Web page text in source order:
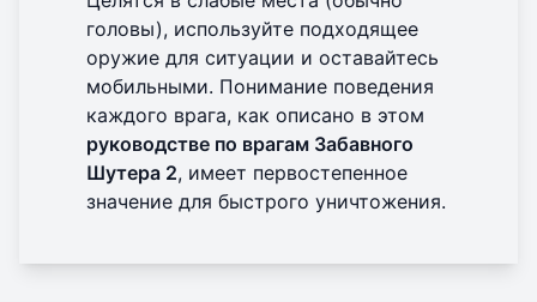
головы), используйте подходящее
оружие для ситуации и оставайтесь
мобильными. Понимание поведения
каждого врага, как описано в этом
руководстве по врагам Забавного
Шутера 2, имеет первостепенное
значение для быстрого уничтожения.